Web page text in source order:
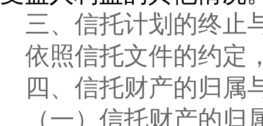
三、信托计划的终止
依照信托文件的约定
四、信托财产的归属
（一）信托财产的归